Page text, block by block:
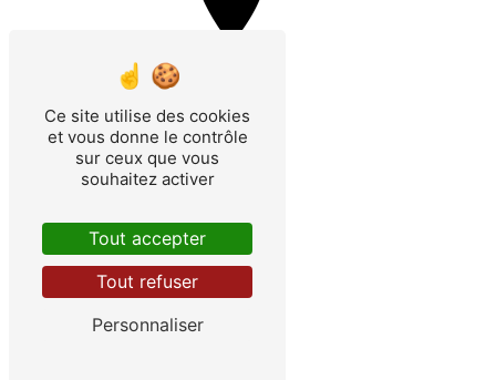
Capbreton
Ce site utilise des cookies
et vous donne le contrôle
sur ceux que vous
souhaitez activer
Tout accepter
Tout refuser
Personnaliser